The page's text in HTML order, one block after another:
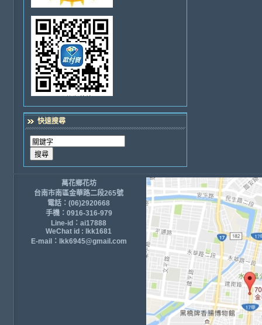
快速搜尋
萬花鄉花坊
台南市南區金華路二段265號
電話：(06)2920668
手機：0916-316-979
Line-id：ai17888
WeChat id : lkk1681
E-mail：lkk6945@gmail.com